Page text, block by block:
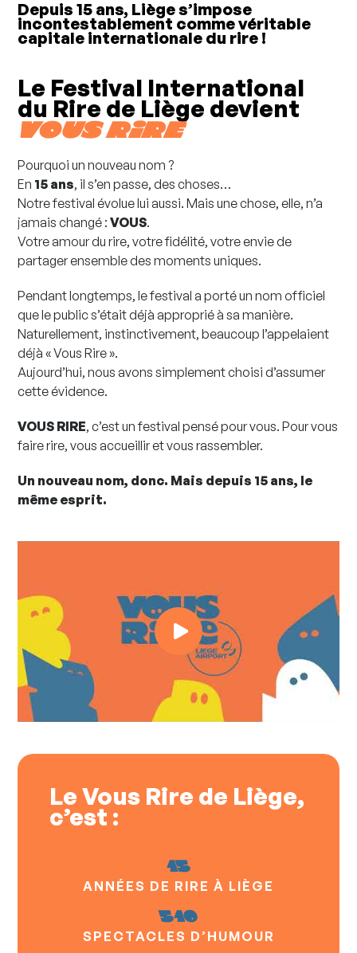
Depuis 15 ans, Liège s’impose
incontestablement comme véritable
capitale internationale du rire !
Le Festival International
du Rire de Liège devient
VOUS RIRE
Pourquoi un nouveau nom ?
En 15 ans, il s’en passe, des choses…
Notre festival évolue lui aussi. Mais une chose, elle, n’a
jamais changé :VOUS.
Votre amour du rire, votre fidélité, votre envie de
partager ensemble des moments uniques.
Pendant longtemps, le festival a porté un nom officiel
que le public s’était déjà approprié à sa manière.
Naturellement, instinctivement, beaucoup l’appelaient
déjà « Vous Rire ».
Aujourd’hui, nous avons simplement choisi d’assumer
cette évidence.
VOUS RIRE, c’est un festival pensé pour vous. Pour vous
faire rire, vous accueillir et vous rassembler.
Un nouveau nom, donc. Mais depuis 15 ans, le
même esprit.
Le Vous Rire de Liège,
c’est :
15
ANNÉES DE RIRE À LIÈGE
510
SPECTACLES D’HUMOUR